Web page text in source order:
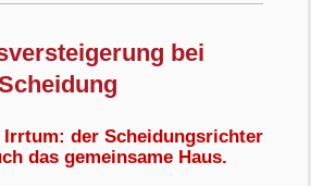
bei
Irrtum: der Scheidungsrichter
das gemeinsame Haus.